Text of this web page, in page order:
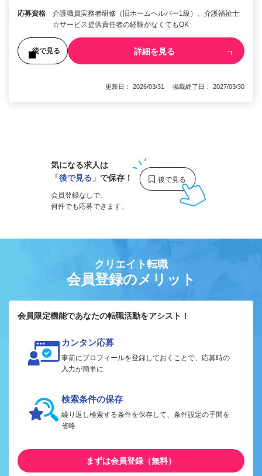
応募資格
介護職員実務者研修（旧ホームヘルパー1級）、介護福祉士
☆サービス提供責任者の経験がなくてもOK
後で見る 詳細を見る
更新日： 2026/03/31 掲載終了日： 2027/03/30
気になる求人は
「後で見る 」で保存！
会員登録なしで、
何件でも応募できます。
クリエイト転職
会員登録のメリット
会員限定機能であなたの転職活動をアシスト！
カンタン応募
事前にプロフィールを登録しておくことで、応募時の
入力が簡単に
検索条件の保存
繰り返し検索する条件を保存して、条件設定の手間を
省略
まずは会員登録（無料）